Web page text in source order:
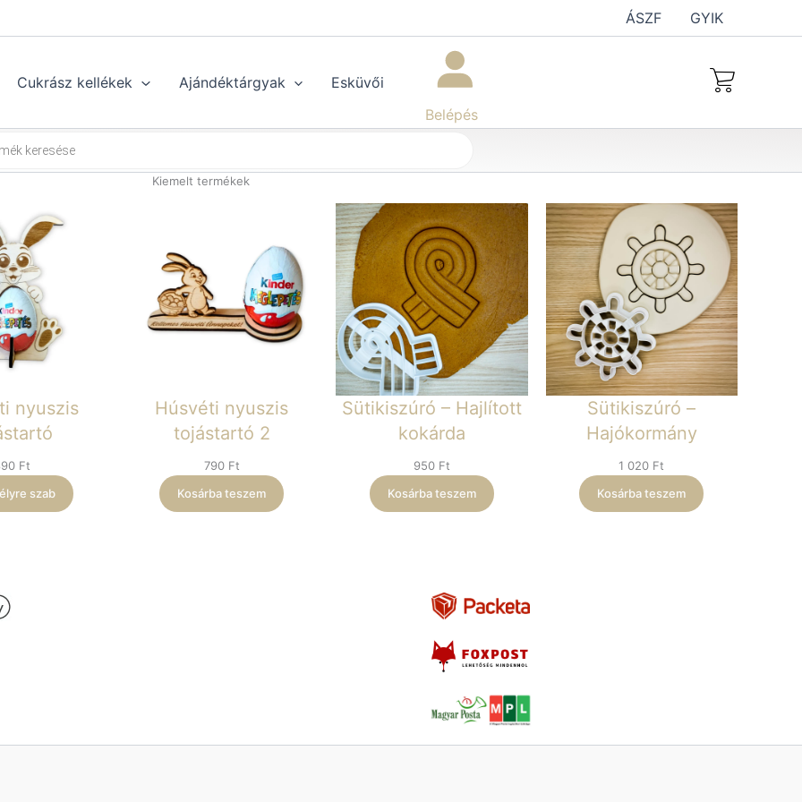
ÁSZF GYIK
Cukrász kellékek Ajándéktárgyak
Esküvői
Belépés
Kiemelt termékek
nyuszis
Ft
szab
Húsvéti nyuszis
tojástartó 2
790 Ft
Kosárba teszem
Sütikiszúró – Hajlított
kokárda
950 Ft
Kosárba teszem
Sütikiszúró –
Hajókormány
1 020 Ft
Kosárba teszem